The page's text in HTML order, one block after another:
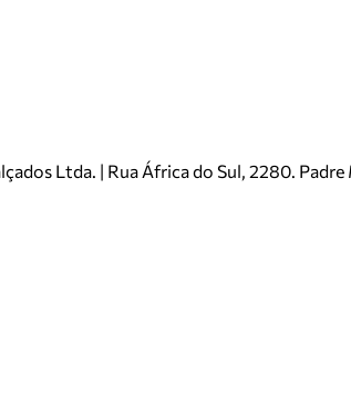
Ltda. | Rua África do Sul, 2280.